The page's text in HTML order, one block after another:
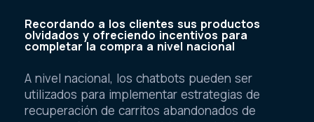
Recordando a los clientes sus productos
olvidados y ofreciendo incentivos para
completar la compra a nivel nacional
A nivel nacional, los chatbots pueden ser
utilizados para implementar estrategias de
recuperación de carritos abandonados de